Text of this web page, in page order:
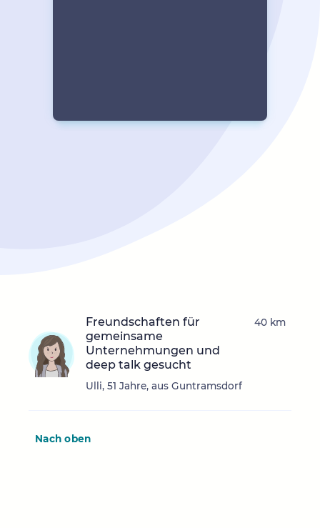
Freundschaften für
gemeinsame
Unternehmungen und
deep talk gesucht
Ulli, 51 Jahre, aus Guntramsdorf
40 km
Nach oben